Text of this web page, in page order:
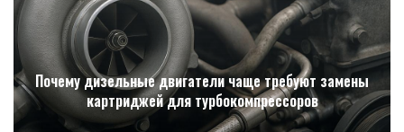
Почему дизельные двигатели чаще требуют замены
картриджей для турбокомпрессоров